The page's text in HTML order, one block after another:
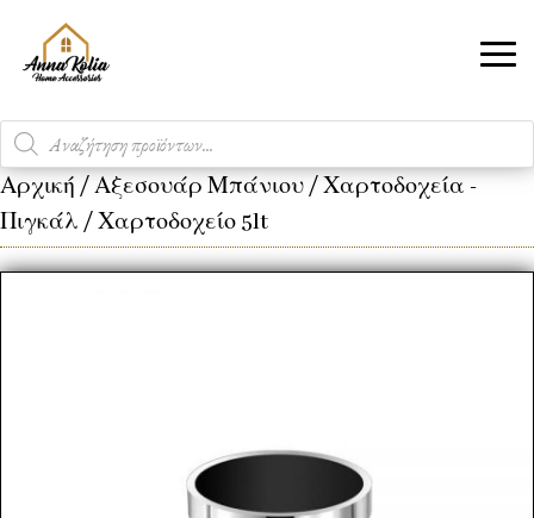
Products
search
Αρχική /Αξεσουάρ Μπάνιου/Χαρτοδοχεία -
Πιγκάλ / Χαρτοδοχείο 5lt